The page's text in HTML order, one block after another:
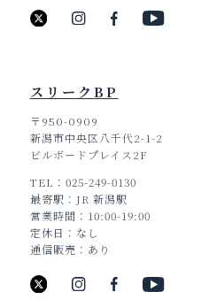
スリークBP
〒950-0909
新潟市中央区八千代2-1-2
ビルボードプレイス2F
TEL
025-249-0130
最寄駅
JR 新潟駅
営業時間
10:00-19:00
定休日
なし
通信販売
あり